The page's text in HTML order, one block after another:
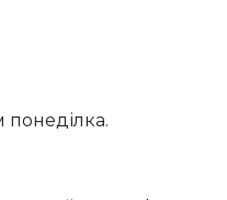
понеділка.